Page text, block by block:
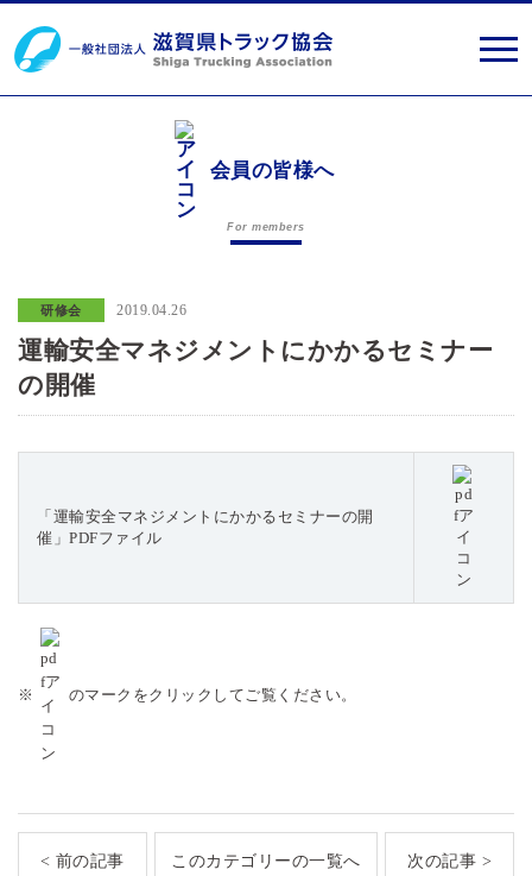
会員の皆様へ
For members
研修会 2019.04.26
運輸安全マネジメントにかかるセミナー
の開催
「運輸安全マネジメントにかかるセミナーの開
催」PDFファイル
※ のマークをクリックしてご覧ください。
< 前の記事 このカテゴリーの一覧へ 次の記事 >